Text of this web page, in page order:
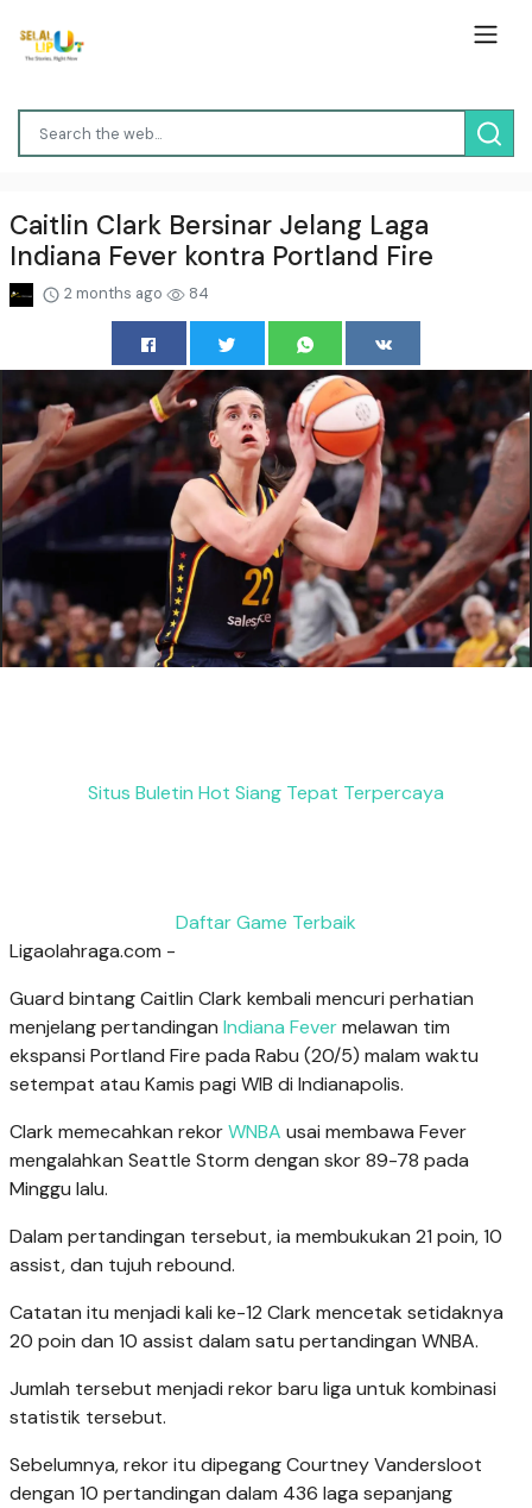
Caitlin Clark Bersinar Jelang Laga
Indiana Fever kontra Portland Fire
2 months ago 84
Situs Buletin Hot Siang Tepat Terpercaya
Daftar Game Terbaik
Ligaolahraga.com -
Guard bintang Caitlin Clark kembali mencuri perhatian
menjelang pertandingan Indiana Fevermelawan tim
ekspansi Portland Fire pada Rabu (20/5) malam waktu
setempat atau Kamis pagi WIB di Indianapolis.
Clark memecahkan rekorWNBA usai membawa Fever
mengalahkan Seattle Storm dengan skor 89-78 pada
Minggu lalu.
Dalam pertandingan tersebut, ia membukukan 21 poin, 10
assist, dan tujuh rebound.
Catatan itu menjadi kali ke-12 Clark mencetak setidaknya
20 poin dan 10 assist dalam satu pertandingan WNBA.
Jumlah tersebut menjadi rekor baru liga untuk kombinasi
statistik tersebut.
Sebelumnya, rekor itu dipegang Courtney Vandersloot
dengan 10 pertandingan dalam 436 laga sepanjang